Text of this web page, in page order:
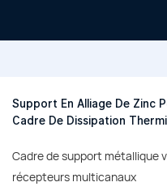
Support En Alliage De Zinc
Cadre De Dissipation
Cadre de support métallique
récepteurs multicanaux